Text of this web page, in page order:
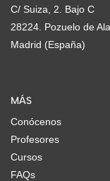
C/ Suiza, 2. Bajo C
28224. Pozuelo de
Madrid (España)
MÁS
Conócenos
Profesores
Cursos
FAQs